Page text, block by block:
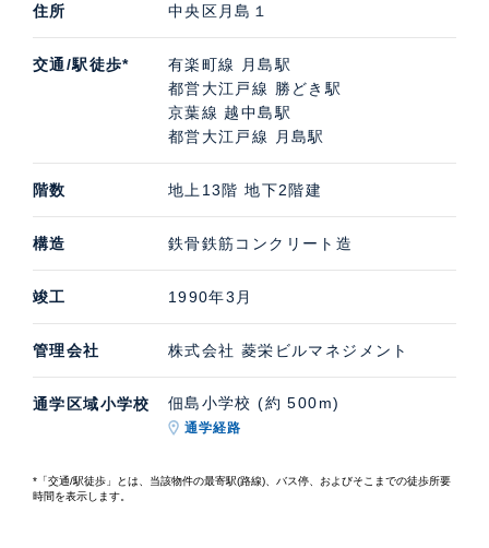
住所 中央区月島１
交通/駅徒歩*
有楽町線 月島駅
都営大江戸線 勝どき駅
京葉線 越中島駅
都営大江戸線 月島駅
階数 地上13階 地下2階建
構造 鉄骨鉄筋コンクリート造
竣工 1990年3月
管理会社 株式会社 菱栄ビルマネジメント
通学区域小学校 佃島小学校 (約 500m)
通学経路
*「交通/駅徒歩」とは、当該物件の最寄駅(路線)、バス停、およびそこまでの徒歩所要
時間を表示します。